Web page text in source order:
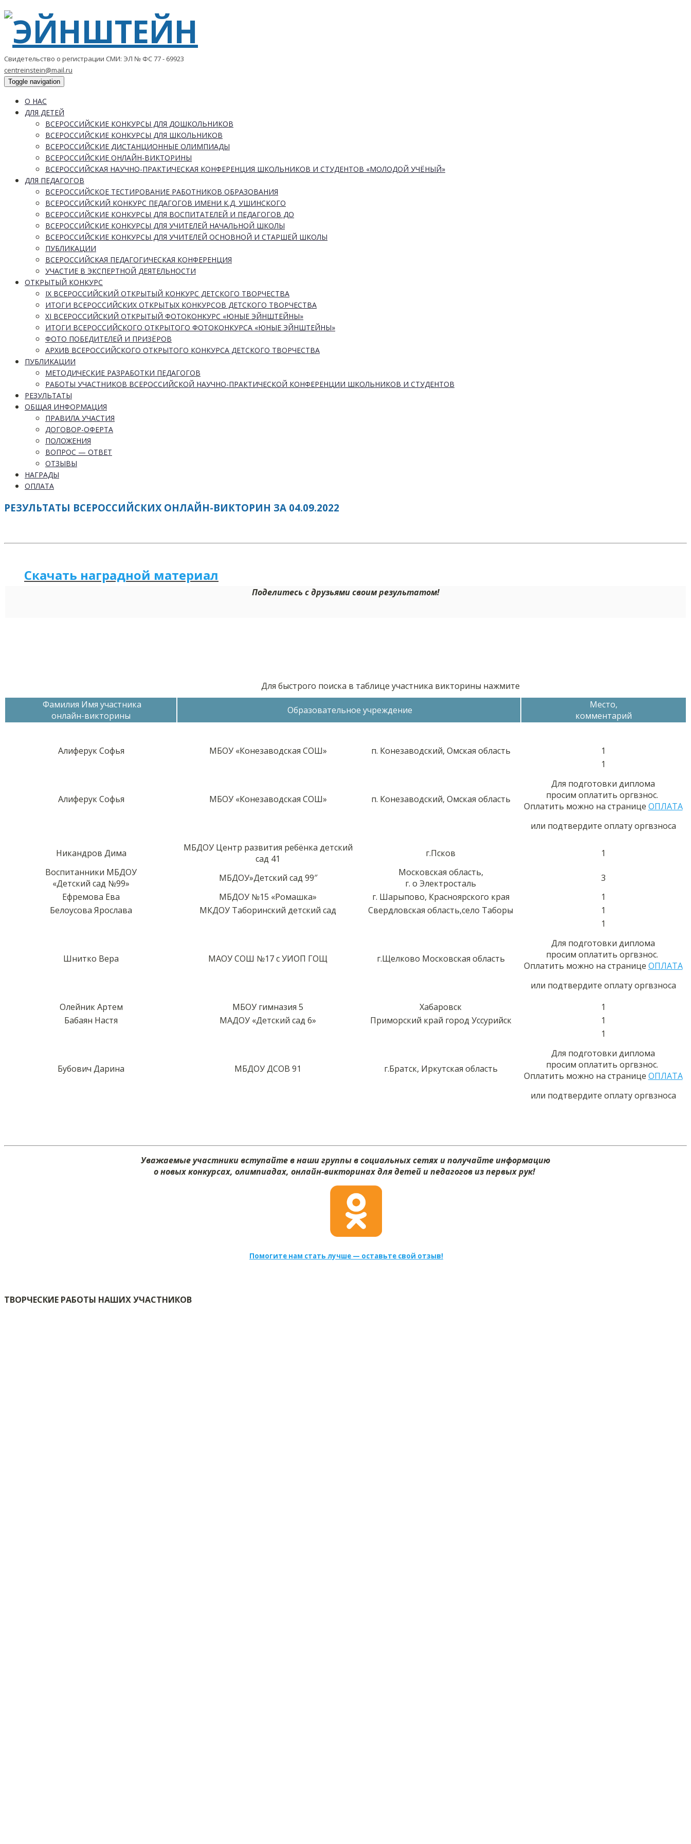
Свидетельство о регистрации СМИ: ЭЛ № ФС 77 - 69923
centreinstein@mail.ru
Toggle navigation
О НАС
ДЛЯ ДЕТЕЙ
ВСЕРОССИЙСКИЕ КОНКУРСЫ ДЛЯ ДОШКОЛЬНИКОВ
ВСЕРОССИЙСКИЕ КОНКУРСЫ ДЛЯ ШКОЛЬНИКОВ
ВСЕРОССИЙСКИЕ ДИСТАНЦИОННЫЕ ОЛИМПИАДЫ
ВСЕРОССИЙСКИЕ ОНЛАЙН-ВИКТОРИНЫ
ВСЕРОССИЙСКАЯ НАУЧНО-ПРАКТИЧЕСКАЯ КОНФЕРЕНЦИЯ ШКОЛЬНИКОВ И СТУДЕНТОВ «МОЛОДОЙ УЧЁНЫЙ»
ДЛЯ ПЕДАГОГОВ
ВСЕРОССИЙСКОЕ ТЕСТИРОВАНИЕ РАБОТНИКОВ ОБРАЗОВАНИЯ
ВСЕРОССИЙСКИЙ КОНКУРС ПЕДАГОГОВ ИМЕНИ К.Д. УШИНСКОГО
ВСЕРОССИЙСКИЕ КОНКУРСЫ ДЛЯ ВОСПИТАТЕЛЕЙ И ПЕДАГОГОВ ДО
ВСЕРОССИЙСКИЕ КОНКУРСЫ ДЛЯ УЧИТЕЛЕЙ НАЧАЛЬНОЙ ШКОЛЫ
ВСЕРОССИЙСКИЕ КОНКУРСЫ ДЛЯ УЧИТЕЛЕЙ ОСНОВНОЙ И СТАРШЕЙ ШКОЛЫ
ПУБЛИКАЦИИ
ВСЕРОССИЙСКАЯ ПЕДАГОГИЧЕСКАЯ КОНФЕРЕНЦИЯ
УЧАСТИЕ В ЭКСПЕРТНОЙ ДЕЯТЕЛЬНОСТИ
ОТКРЫТЫЙ КОНКУРС
IX ВСЕРОССИЙСКИЙ ОТКРЫТЫЙ КОНКУРС ДЕТСКОГО ТВОРЧЕСТВА
ИТОГИ ВСЕРОССИЙСКИХ ОТКРЫТЫХ КОНКУРСОВ ДЕТСКОГО ТВОРЧЕСТВА
XI ВСЕРОССИЙСКИЙ ОТКРЫТЫЙ ФОТОКОНКУРС «ЮНЫЕ ЭЙНШТЕЙНЫ»
ИТОГИ ВСЕРОССИЙСКОГО ОТКРЫТОГО ФОТОКОНКУРСА «ЮНЫЕ ЭЙНШТЕЙНЫ»
ФОТО ПОБЕДИТЕЛЕЙ И ПРИЗЁРОВ
АРХИВ ВСЕРОССИЙСКОГО ОТКРЫТОГО КОНКУРСА ДЕТСКОГО ТВОРЧЕСТВА
ПУБЛИКАЦИИ
МЕТОДИЧЕСКИЕ РАЗРАБОТКИ ПЕДАГОГОВ
РАБОТЫ УЧАСТНИКОВ ВСЕРОССИЙСКОЙ НАУЧНО-ПРАКТИЧЕСКОЙ КОНФЕРЕНЦИИ ШКОЛЬНИКОВ И СТУДЕНТОВ
РЕЗУЛЬТАТЫ
ОБЩАЯ ИНФОРМАЦИЯ
ПРАВИЛА УЧАСТИЯ
ДОГОВОР-ОФЕРТА
ПОЛОЖЕНИЯ
ВОПРОС — ОТВЕТ
ОТЗЫВЫ
НАГРАДЫ
ОПЛАТА
РЕЗУЛЬТАТЫ ВСЕРОССИЙСКИХ ОНЛАЙН-ВИКТОРИН ЗА 04.09.2022
Скачать наградной материал
Поделитесь с друзьями своим результатом!
Для быстрого поиска в таблице участника викторины нажмите
Фамилия Имя участника
онлайн-викторины
Образовательное учреждение
Место,
комментарий
Алиферук Софья МБОУ «Конезаводская СОШ» п. Конезаводский, Омская область 1
Алиферук Софья МБОУ «Конезаводская СОШ» п. Конезаводский, Омская область
1
Для подготовки диплома
просим оплатить оргвзнос.
Оплатить можно на странице ОПЛАТА
или подтвердите оплату оргвзноса
Никандров Дима
МБДОУ Центр развития ребёнка детский
сад 41
г.Псков
1
Воспитанники МБДОУ
«Детский сад №99»
МБДОУ»Детский сад 99″
Московская область,
г. о Электросталь
3
Ефремова Ева
МБДОУ №15 «Ромашка» г. Шарыпово, Красноярского края
1
Белоусова Ярослава
МКДОУ Таборинский детский сад Свердловская область,село Таборы 1
Шнитко Вера МАОУ СОШ №17 с УИОП ГОЩ г.Щелково Московская область
1
Для подготовки диплома
просим оплатить оргвзнос.
Оплатить можно на странице ОПЛАТА
или подтвердите оплату оргвзноса
Олейник Артем
МБОУ гимназия 5 Хабаровск
1
Бабаян Настя
МАДОУ «Детский сад 6» Приморский край город Уссурийск 1
Бубович Дарина МБДОУ ДСОВ 91 г.Братск, Иркутская область
1
Для подготовки диплома
просим оплатить оргвзнос.
Оплатить можно на странице ОПЛАТА
или подтвердите оплату оргвзноса
Уважаемые участники вступайте в наши группы в социальных сетях и получайте информацию
о новых конкурсах, олимпиадах, онлайн-викторинах для детей и педагогов из первых рук!
Помогите нам стать лучше — оставьте свой отзыв!
ТВОРЧЕСКИЕ РАБОТЫ НАШИХ УЧАСТНИКОВ